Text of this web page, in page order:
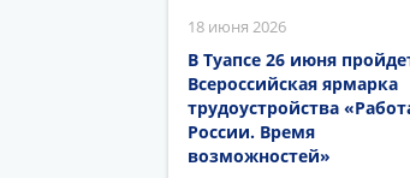
18 июня 2026
В Туапсе 26 июня
Всероссийская ярмарка
трудоустройства
России. Время
возможностей»